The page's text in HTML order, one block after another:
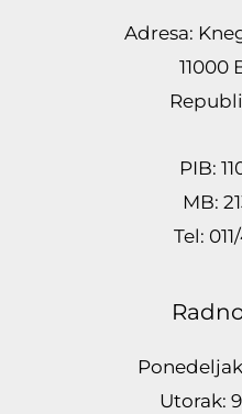
Adresa:
11000
PIB:
MB:
Tel:
Utorak: